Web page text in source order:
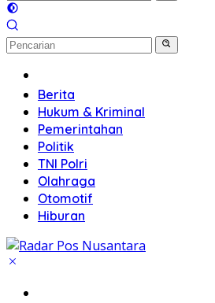
Berita
Hukum & Kriminal
Pemerintahan
Politik
TNI Polri
Olahraga
Otomotif
Hiburan